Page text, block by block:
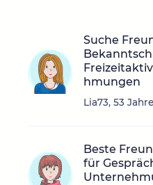
Suche
hmungen
Lia73, 53
Beste
für